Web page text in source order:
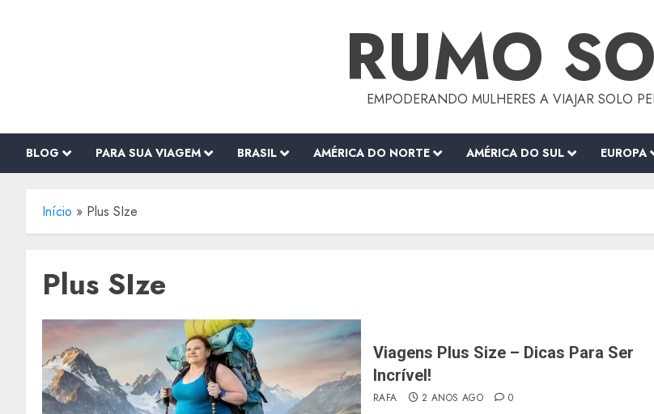
RUMO
EMPODERANDO MULHERES A VIAJAR SOLO
BLOG PARA SUA VIAGEM BRASIL AMÉRICA DO NORTE AMÉRICA DO SUL EUROPA
Início » Plus SIze
Plus SIze
Viagens Plus Size – Dicas Para Ser
Incrível!
RAFA 2 ANOS AGO 0